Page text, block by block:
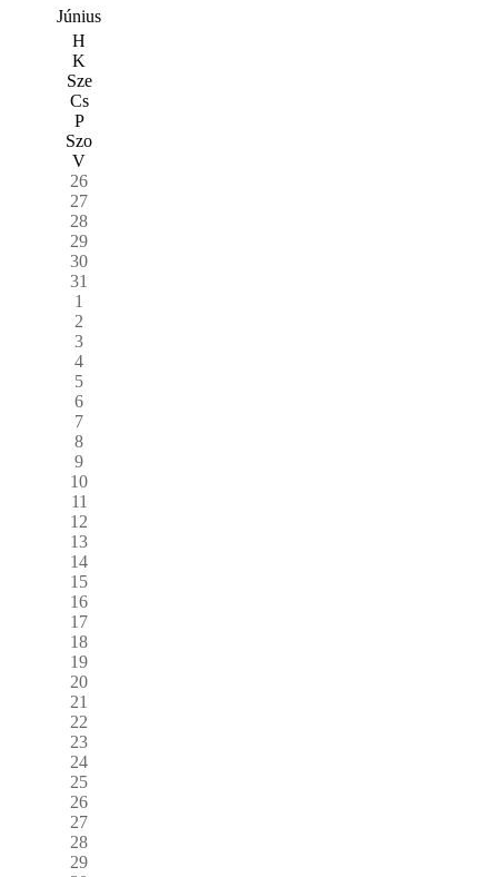
Június
H
K
Sze
Cs
P
Szo
V
26
27
28
29
30
31
1
2
3
4
5
6
7
8
9
10
11
12
13
14
15
16
17
18
19
20
21
22
23
24
25
26
27
28
29